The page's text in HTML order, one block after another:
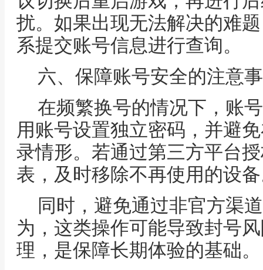
扰。如果出现无法解决的难
系提交账号信息进行查询。
六、保障账号安全的注意
在频繁换号的情况下，账
用账号设置独立密码，并避
录情形。若通过第三方平台
表，及时移除不再使用的设
同时，避免通过非官方渠
为，这类操作可能导致封号
理，是保障长期体验的基础。